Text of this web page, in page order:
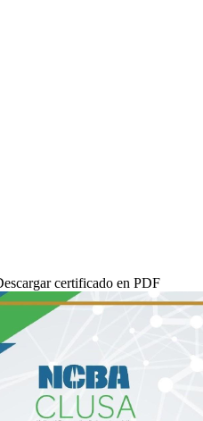
certificado en PDF